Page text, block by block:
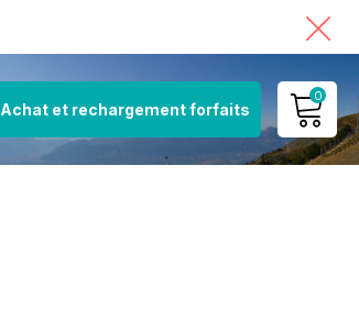
Achat et rechargement forfaits
0
MON COMPTE